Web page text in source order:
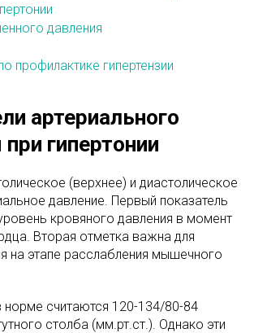
давления
профилактике гипертензии
артериального
гипертонии
(верхнее) и диастолическое
давление. Первый показатель
кровяного давления в момент
Вторая отметка важна для
на этапе расслабления мышечного
норме считаются 120-134/80-84
столба (мм.рт.ст.). Однако эти